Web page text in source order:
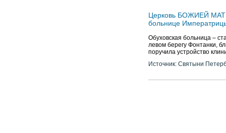
Церковь БОЖИЕЙ
больнице
Обуховская больница –
левом берегу Фонтанки,
поручила устройство
Источник: Святыни